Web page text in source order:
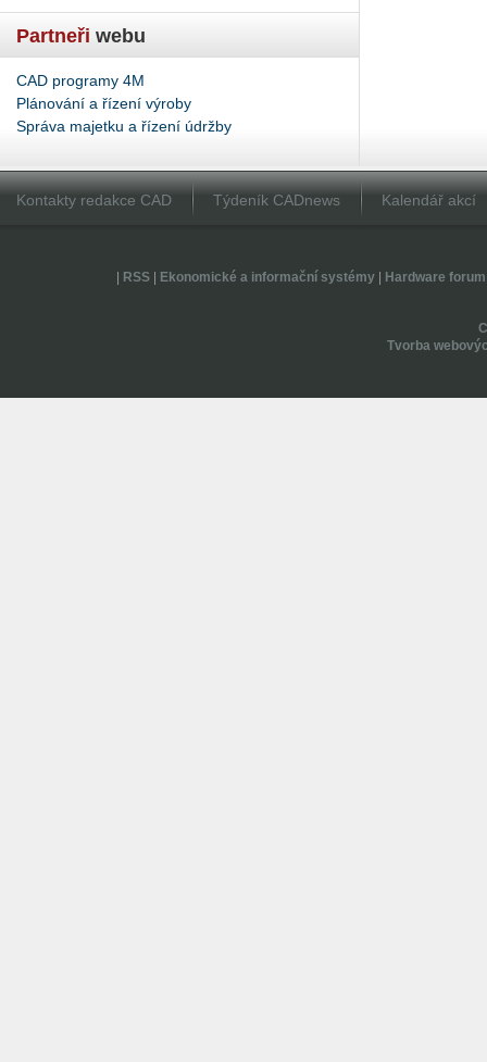
Partneři webu
CAD programy 4M
Plánování a řízení výroby
Správa majetku a řízení údržby
Kontakty redakce CAD Týdeník CADnews Kalendář akcí
RSS| Ekonomické a informační systémy| Hardware forum
Tvorba